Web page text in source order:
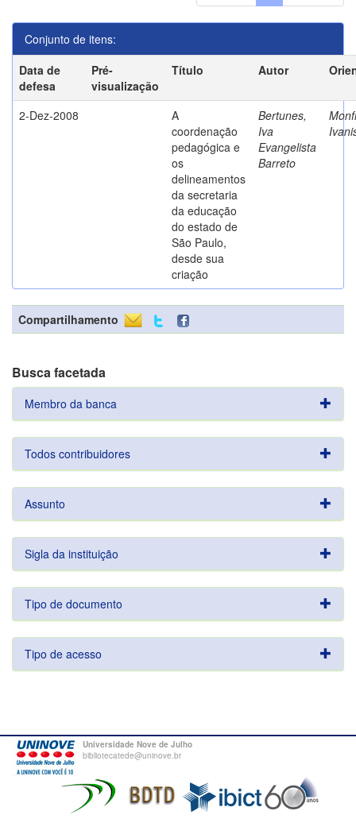
Conjunto de itens:
Data de
defesa
Pré-
visualização
Título Autor
2-Dez-2008
A
coordenação
pedagógica e
os
delineamentos
da secretaria
da educação
do estado de
São Paulo,
desde sua
criação
Bertunes,
Iva
Evangelista
Barreto
Compartilhamento
Busca facetada
Membro da banca
Todos contribuidores
Assunto
Sigla da instituição
Tipo de documento
Tipo de acesso
Universidade Nove de Julho
bibliotecatede@uninove.br